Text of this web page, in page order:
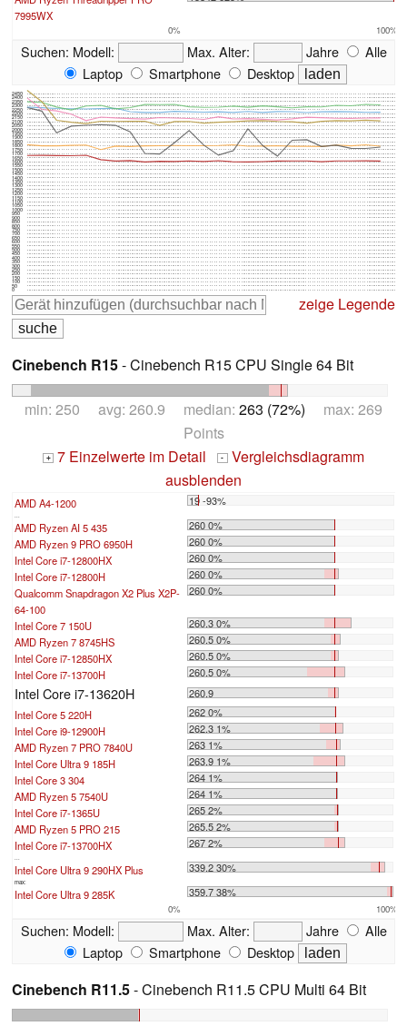
7995WX
0% 100%
Suchen: Modell: Max. Alter: Jahre
Alle
Laptop
Smartphone Desktop
0
50
100
150
200
250
300
350
400
450
500
550
600
650
700
750
800
850
900
950
1000
1050
1100
1150
1200
1250
1300
1350
1400
1450
1500
1550
1600
1650
1700
1750
1800
1850
1900
1950
2000
2050
2100
2150
2200
2250
2300
2350
2400
2450
zeige Legende
Cinebench R15- Cinebench R15 CPU Single 64 Bit
min: 250 avg: 260.9 median: 263 (72%) max: 269
Points
+ 7 Einzelwerte im Detail - Vergleichsdiagramm
ausblenden
AMD A4-1200 19 -93%
...
AMD Ryzen AI 5 435
260 0%
AMD Ryzen 9 PRO 6950H
260 0%
Intel Core i7-12800HX
260 0%
Intel Core i7-12800H
260 0%
Qualcomm Snapdragon X2 Plus X2P-
64-100
260 0%
Intel Core 7 150U
260.3 0%
AMD Ryzen 7 8745HS
260.5 0%
Intel Core i7-12850HX
260.5 0%
Intel Core i7-13700H
260.5 0%
Intel Core i7-13620H
260.9
Intel Core 5 220H
262 0%
Intel Core i9-12900H
262.3 1%
AMD Ryzen 7 PRO 7840U
263 1%
Intel Core Ultra 9 185H
263.9 1%
Intel Core 3 304
264 1%
AMD Ryzen 5 7540U
264 1%
Intel Core i7-1365U
265 2%
AMD Ryzen 5 PRO 215
265.5 2%
Intel Core i7-13700HX
267 2%
...
Intel Core Ultra 9 290HX Plus 339.2 30%
max:
Intel Core Ultra 9 285K 359.7 38%
0% 100%
Suchen: Modell: Max. Alter: Jahre
Alle
Laptop
Smartphone Desktop
Cinebench R11.5- Cinebench R11.5 CPU Multi 64 Bit